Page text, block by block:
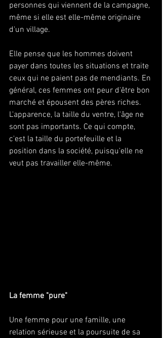
personnes qui viennent de la campagne,
même si elle est elle-même originaire
d'un village.
Elle pense que les hommes doivent
payer dans toutes les situations et traite
ceux qui ne paient pas de mendiants. En
général, ces femmes ont peur d'être bon
marché et épousent des pères riches.
L'apparence, la taille du ventre, l'âge ne
sont pas importants. Ce qui compte,
c'est la taille du portefeuille et la
position dans la société, puisqu'elle ne
veut pas travailler elle-même.
La femme "pure"
Une femme pour une famille, une
relation sérieuse et la poursuite de sa